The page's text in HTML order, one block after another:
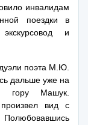
инвалидам
поездки в
и
поэта М.Ю.
дальше уже на
гору Машук.
вид с